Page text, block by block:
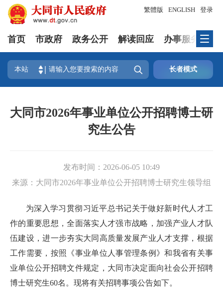
登录
繁體版 ENGLISH
首页 市政府 政务公开 解读回应 办事服务
本站  长者模式
大同市2026年事业单位公开招聘博士研
究生公告
发布时间： 2026-06-05 10:49
来源： 大同市2026年事业单位公开招聘博士研究生领导组
为深入学习贯彻习近平总书记关于做好新时代人才工
作的重要思想，全面落实人才强市战略，加强产业人才队
伍建设，进一步夯实大同高质量发展产业人才支撑，根据
工作需要，按照《事业单位人事管理条例》和我省有关事
业单位公开招聘文件规定，大同市决定面向社会公开招聘
博士研究生60名。现将有关招聘事项公告如下。